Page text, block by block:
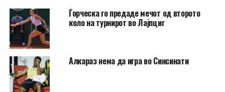
Ѓорческа го предаде мечот од второто
коло на турнирот во Лајпциг
Алкараз нема да игра во Синсинати